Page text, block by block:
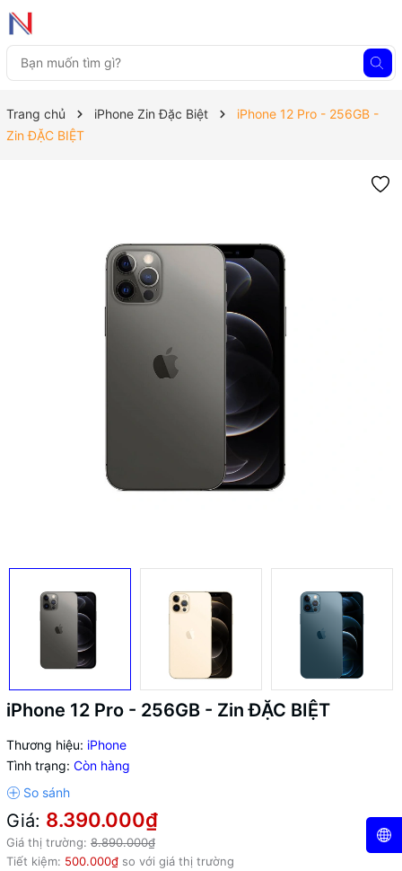
Trang chủ iPhone Zin Đặc Biệt
iPhone 12 Pro - 256GB -
Zin ĐẶC BIỆT
iPhone 12 Pro - 256GB - Zin ĐẶC BIỆT
Thương hiệu: iPhone
Tình trạng: Còn hàng
Giá: 8.390.000₫
Giá thị trường: 8.890.000₫
Tiết kiệm: 500.000₫ so với giá thị trường